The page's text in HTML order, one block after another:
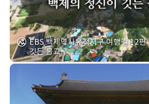
EBS 백제역사유적지구 여행길 12편
깃든 불교